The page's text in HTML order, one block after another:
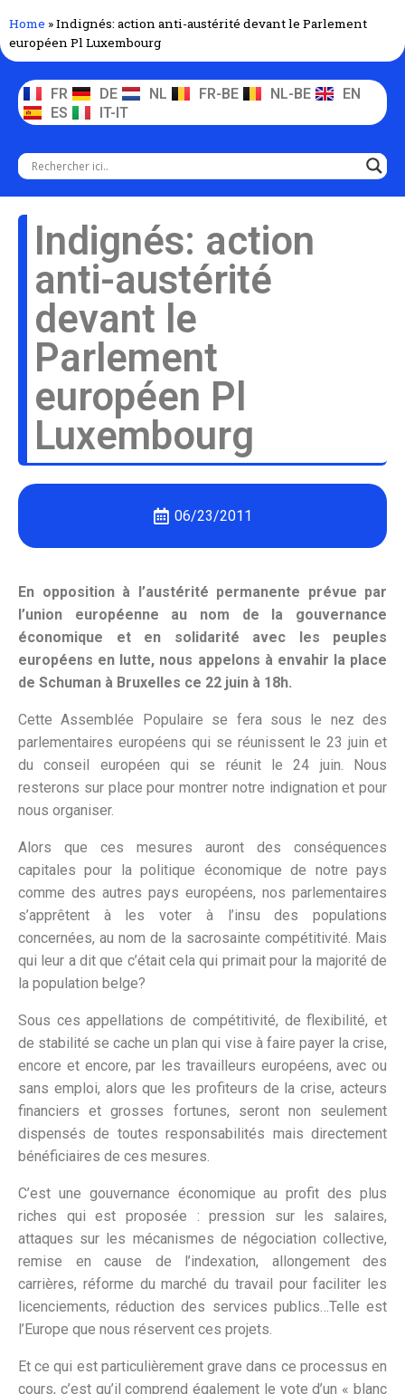
Home »Indignés: action anti-austérité devant le Parlement
européen Pl Luxembourg
FR DE NL FR-BE NL-BE
EN
ES
IT-IT
Indignés: action
anti-austérité
devant le
Parlement
européen Pl
Luxembourg
06/23/2011
En opposition à l’austérité permanente prévue par
l’union européenne au nom de la gouvernance
économique et en solidarité avec les peuples
européens en lutte, nous appelons à envahir la place
de Schuman à Bruxelles ce 22 juin à 18h.
Cette Assemblée Populaire se fera sous le nez des
parlementaires européens qui se réunissent le 23 juin et
du conseil européen qui se réunit le 24 juin. Nous
resterons sur place pour montrer notre indignation et pour
nous organiser.
Alors que ces mesures auront des conséquences
capitales pour la politique économique de notre pays
comme des autres pays européens, nos parlementaires
s’apprêtent à les voter à l’insu des populations
concernées, au nom de la sacrosainte compétitivité. Mais
qui leur a dit que c’était cela qui primait pour la majorité de
la population belge?
Sous ces appellations de compétitivité, de flexibilité, et
de stabilité se cache un plan qui vise à faire payer la crise,
encore et encore, par les travailleurs européens, avec ou
sans emploi, alors que les profiteurs de la crise, acteurs
financiers et grosses fortunes, seront non seulement
dispensés de toutes responsabilités mais directement
bénéficiaires de ces mesures.
C’est une gouvernance économique au profit des plus
riches qui est proposée : pression sur les salaires,
attaques sur les mécanismes de négociation collective,
remise en cause de l’indexation, allongement des
carrières, réforme du marché du travail pour faciliter les
licenciements, réduction des services publics…Telle est
l’Europe que nous réservent ces projets.
Et ce qui est particulièrement grave dans ce processus en
cours, c’est qu’il comprend également le vote d’un « blanc